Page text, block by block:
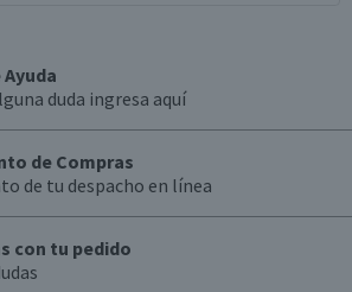
duda ingresa aquí
de Compras
de tu despacho en línea
con tu pedido